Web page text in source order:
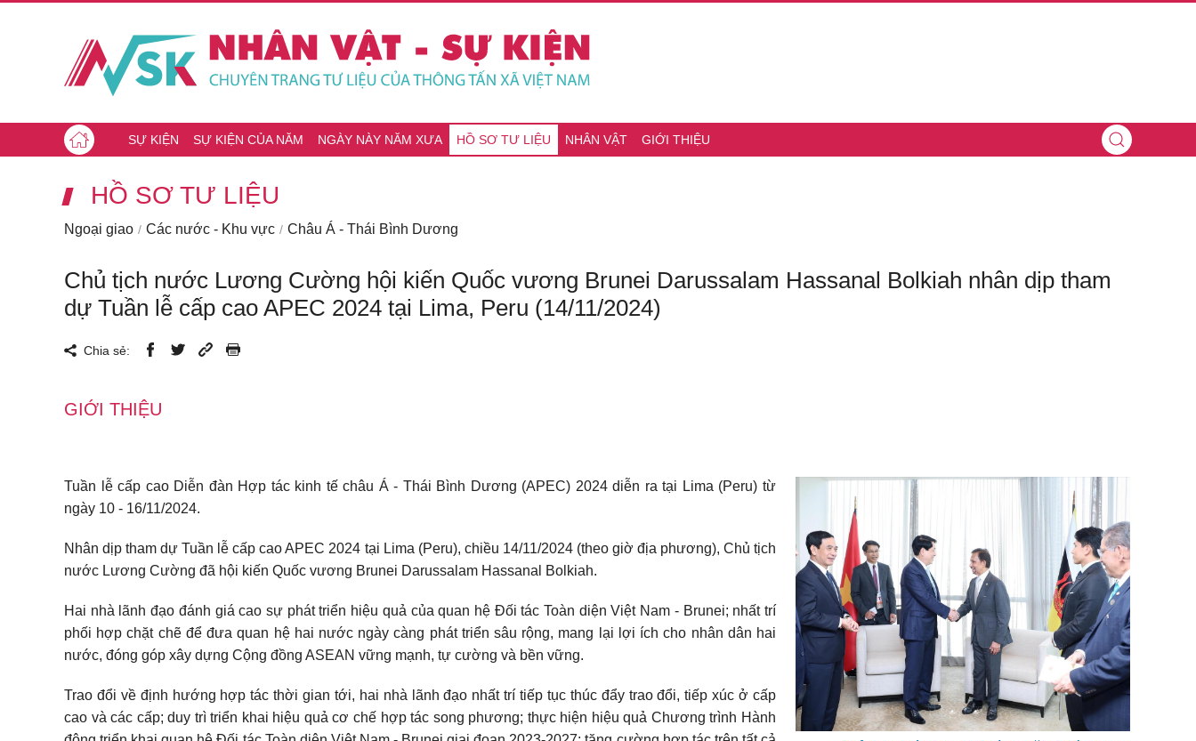
SỰ KIỆN SỰ KIỆN CỦA NĂM NGÀY NÀY NĂM XƯA HỒ SƠ TƯ LIỆU NHÂN VẬT GIỚI THIỆU
HỒ SƠ TƯ LIỆU
Ngoại giao Các nước - Khu vực Châu Á - Thái Bình Dương
Chủ tịch nước Lương Cường hội kiến Quốc vương Brunei Darussalam Hassanal Bolkiah nhân dịp tham
dự Tuần lễ cấp cao APEC 2024 tại Lima, Peru (14/11/2024)
Chia sẻ:
GIỚI THIỆU
Tuần lễ cấp cao Diễn đàn Hợp tác kinh tế châu Á - Thái Bình Dương (APEC) 2024 diễn ra tại Lima (Peru) từ
ngày 10 - 16/11/2024.
Nhân dịp tham dự Tuần lễ cấp cao APEC 2024 tại Lima (Peru), chiều 14/11/2024 (theo giờ địa phương), Chủ tịch
nước Lương Cường đã hội kiến Quốc vương Brunei Darussalam Hassanal Bolkiah.
Hai nhà lãnh đạo đánh giá cao sự phát triển hiệu quả của quan hệ Đối tác Toàn diện Việt Nam - Brunei; nhất trí
phối hợp chặt chẽ để đưa quan hệ hai nước ngày càng phát triển sâu rộng, mang lại lợi ích cho nhân dân hai
nước, đóng góp xây dựng Cộng đồng ASEAN vững mạnh, tự cường và bền vững.
Trao đổi về định hướng hợp tác thời gian tới, hai nhà lãnh đạo nhất trí tiếp tục thúc đẩy trao đổi, tiếp xúc ở cấp
cao và các cấp; duy trì triển khai hiệu quả cơ chế hợp tác song phương; thực hiện hiệu quả Chương trình Hành